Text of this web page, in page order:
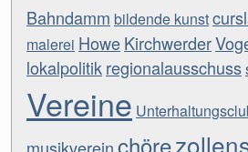
Bahndamm bildende kunst
malerei HoweKirchwerder
lokalpolitikregionalausschuss
Vereine
chöre